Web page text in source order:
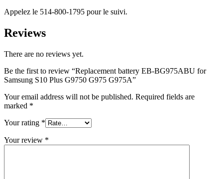
Appelez le 514-800-1795 pour le suivi.
Reviews
There are no reviews yet.
Be the first to review “Replacement battery EB-BG975ABU for
Samsung S10 Plus G9750 G975 G975A”
Your email address will not be published. Required fields are
marked *
Your rating *
Your review *